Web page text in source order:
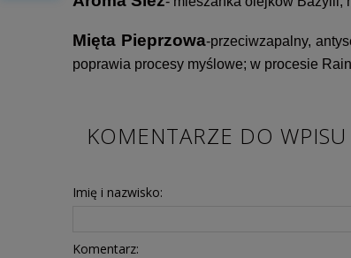
Mięta Pieprzowa-przeciwzapalny,
poprawia procesy myślowe; w procesie
KOMENTARZE DO
Imię i nazwisko:
Komentarz: